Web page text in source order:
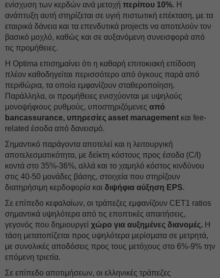
ενίσχυση των κερδών ανά μετοχή περίπου 10%. Η
ανάπτυξη αυτή στηρίζεται σε υγιή πιστωτική επέκταση, με τα
εταιρικά δάνεια και τα επενδυτικά projects να αποτελούν τον
βασικό μοχλό, καθώς και σε αυξανόμενη συνεισφορά από
τις προμήθειες.
Η Optima επισημαίνει ότι η καθαρή επιτοκιακή επίδοση
πλέον καθοδηγείται περισσότερο από όγκους παρά από
περιθώρια, τα οποία εμφανίζουν σταθεροποίηση.
Παράλληλα, οι προμήθειες ενισχύονται με υψηλούς
μονοψήφιους ρυθμούς, υποστηριζόμενες από
bancassurance, υπηρεσίες asset management και fee-
related έσοδα από δανεισμό.
Σημαντικό παράγοντα αποτελεί και η λειτουργική
αποτελεσματικότητα, με δείκτη κόστους προς έσοδα (C/I)
κοντά στο 35%-36%, αλλά και το χαμηλό κόστος κινδύνου
στις 40-50 μονάδες βάσης, στοιχεία που στηρίζουν
διατηρήσιμη κερδοφορία και διψήφια αύξηση EPS.
Σε επίπεδο κεφαλαίων, οι τράπεζες εμφανίζουν CET1 ratios
σημαντικά υψηλότερα από τις εποπτικές απαιτήσεις,
γεγονός που δημιουργεί χώρο για αυξημένες διανομές. Η
τάση μετατοπίζεται προς υψηλότερα μερίσματα σε μετρητά,
με συνολικές αποδόσεις προς τους μετόχους στο 6%-9% την
επόμενη τριετία.
Σε επίπεδο αποτιμήσεων, οι ελληνικές τράπεζες